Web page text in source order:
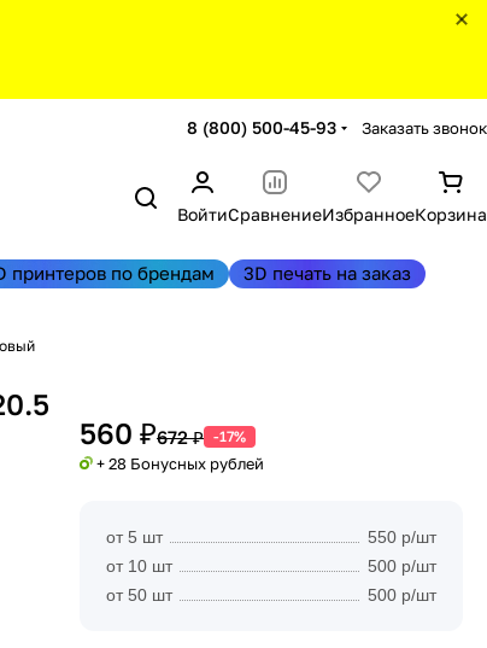
8 (800) 500-45-93 Заказать звонок
ВойтиСравнениеИзбранноеКорзина
принтеров по брендам 3D печать на заказ
560 ₽672 ₽ -17%
+ 28 Бонусных рублей
от 5 шт
550 р/шт
от 10 шт
500 р/шт
от 50 шт
500 р/шт